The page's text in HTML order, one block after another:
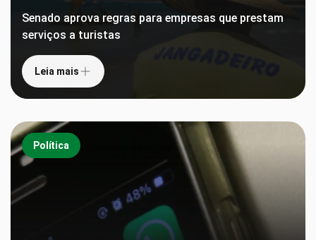
Senado aprova regras para empresas que prestam
serviços a turistas
Leia mais
Política